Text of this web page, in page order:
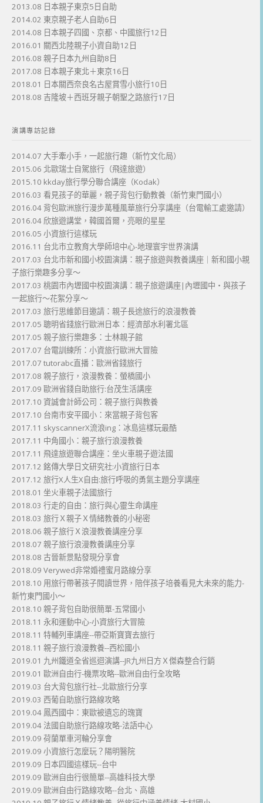
2013.08 日本親子東京5日自助
2014.02 東京親子老人自助6日
2014.08 日本親子四國、京都、中國旅行12日
2016.01 關西北陸親子小資自助12日
2016.08 親子日本九州自助8日
2017.08 日本親子東北＋東京16日
2018.01 日本關西奈良名古屋賞雪小旅行10日
2018.08 吉隆坡＋西班牙親子朝聖之路旅行17日
演講專訪記錄
2014.07 大手牽小手，一起旅行趣（新竹文化局）
2015.06 北歐瑞士自駕旅行（飛達旅遊）
2015.10 kkday旅行學分聯合講座（Kodak）
2016.03 看見孩子的華麗，親子背包行動教養（新竹東門國小）
2016.04 背包歐洲旅行漫步萬種風華旅行分享講座（台電輸工處邀請）
2016.04 欣旅遊講堂，韓國首爾，亮眼的星星
2016.05 小資旅行這樣玩
2016.11 台北市立教育大學師培中心-地理寰宇世界演講
2017.03 台北市新和國小校園演講：親子旅遊與教養講座｜新和國小親
子旅行樂趣多分享～
2017.03 桃園市內壢國中校園演講：親子旅遊講座|內壢國中・與孩子
一起旅行～花絮分享～
2017.03 旅行思維節目邀請：親子長途旅行的浪漫教養
2017.05 聰明省錢旅行歐洲日本：經濟部水利署北區
2017.05 親子旅行樂趣多：士林親子館
2017.07 台電訓練所：小資旅行歐洲大冒險
2017.07 tutorabc直播：歐洲省錢旅行
2017.08 親子旅行，浪漫教養：螢橋國小
2017.09 歐洲省錢自助旅行:台茂生活講座
2017.10 資誠會計師公司：親子旅行與教養
2017.10 台南市安平國小：來當親子背包客
2017.11 skyscannerX流浪ing：冰島這樣玩最酷
2017.11 中角國小：親子旅行浪漫教養
2017.11 飛達旅遊聯合講座：坐火車親子遊法國
2017.12 銘傳大學日文研究社:小資旅行日本
2017.12 旅行X人生X自由:旅行呼吸的勇氣主題分享講座
2018.01 坐火車親子法國旅行
2018.03 行走的自由：旅行與心靈生命講座
2018.03 旅行Ｘ親子Ｘ情緒教養的小秘密
2018.06 親子旅行Ｘ浪漫教養講座分享
2018.07 親子旅行浪漫教養講座分享
2018.08 古晉新景點發現分享會
2018.09 Verywed非常婚禮蜜月路線分享
2018.10 用旅行帶著孩子閱讀世界，陪伴孩子培養看見大未來的能力-
新竹東門國小～
2018.10 親子背包自助很簡單-五常國小
2018.11 永和運動中心-小資旅行大冒險
2018.11 特輔列車講座--帶亞斯寶寶去旅行
2018.11 親子旅行浪漫教養--西松國小
2019.01 九州鐵道全省巡迴演講--JR九州日方Ｘ傑森整合行銷
2019.01 歐洲自由行-機票攻略--歐洲自由行全攻略
2019.03 台大背包旅行社--北歐旅行分享
2019.03 西葡自助旅行路線攻略
2019.04 鳳西國中：東歐被遺忘的瑰寶
2019.04 法國自助旅行路線攻略-法語中心
2019.09 荷蘭單車河輪分享會
2019.09 小資旅行怎麼玩？陽明醫院
2019.09 日本四國這樣玩--台中
2019.09 歐洲自由行很簡單--高雄科技大學
2019.09 歐洲自由行路線攻略--台北、高雄